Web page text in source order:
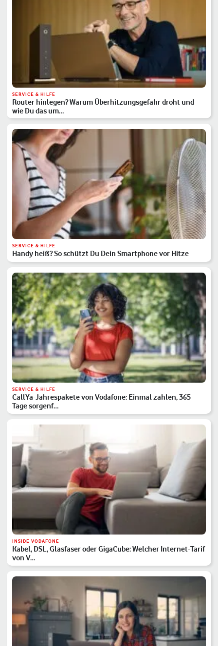
SERVICE & HILFE
Router hinlegen? Warum Überhitzungsgefahr droht und
wie Du das um…
SERVICE & HILFE
Handy heiß? So schützt Du Dein Smartphone vor Hitze
SERVICE & HILFE
CallYa-Jahrespakete von Vodafone: Einmal zahlen, 365
Tage sorgenf…
INSIDE VODAFONE
Kabel, DSL, Glasfaser oder GigaCube: Welcher Internet-Tarif
von V…